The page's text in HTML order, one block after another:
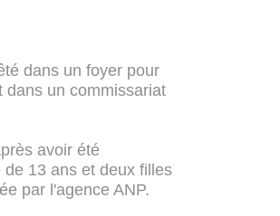
dans un foyer pour
dans un commissariat
avoir été
13 ans et deux filles
par l'agence ANP.